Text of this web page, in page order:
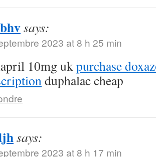
says:
2023 at 8 h 25 min
10mg ukpurchase
duphalac cheap
says:
2023 at 8 h 17 min